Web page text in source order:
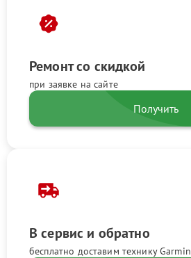
Ремонт со скидкой
при заявке на сайте
Получить
В сервис и обратно
бесплатно доставим технику Garmin